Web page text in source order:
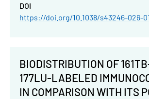
DOI
https://doi.org/10.1038/s43246-026-
BIODISTRIBUTION OF
177LU-LABELED
IN COMPARISON WITH ITS